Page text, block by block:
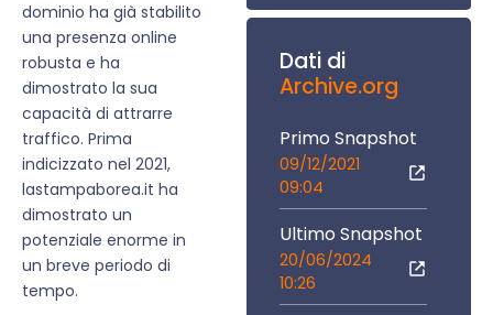
dominio ha già stabilito
una presenza online
robusta e ha
dimostrato la sua
capacità di attrarre
traffico. Prima
indicizzato nel 2021,
lastampaborea.it ha
dimostrato un
potenziale enorme in
un breve periodo di
tempo.
Dati di
Archive.org
Primo Snapshot
09/12/2021
09:04
Ultimo Snapshot
20/06/2024
10:26